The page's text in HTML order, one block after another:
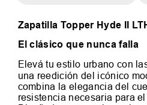
Zapatilla Topper Hyde II
El clásico que nunca falla
Elevá tu estilo urbano con
una reedición del icónico
combina la elegancia del
resistencia necesaria para